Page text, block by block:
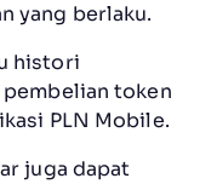
yang berlaku.
histori
token
PLN Mobile.
juga dapat